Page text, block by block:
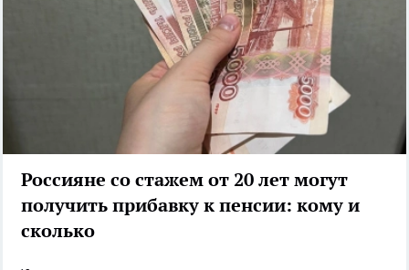
Россияне со стажем от 20 лет могут
получить прибавку к пенсии: кому и
сколько